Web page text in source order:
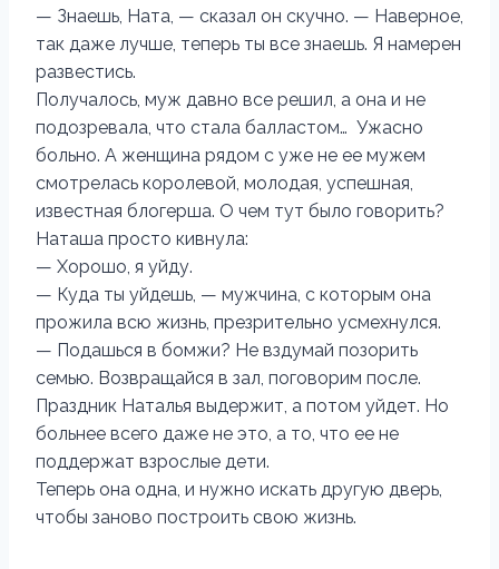
— Знаешь, Ната, — сказал он скучно. — Наверное,
так даже лучше, теперь ты все знаешь. Я намерен
развестись.
Получалось, муж давно все решил, а она и не
подозревала, что стала балластом… Ужасно
больно. А женщина рядом с уже не ее мужем
смотрелась королевой, молодая, успешная,
известная блогерша. О чем тут было говорить?
Наташа просто кивнула:
— Хорошо, я уйду.
— Куда ты уйдешь, — мужчина, с которым она
прожила всю жизнь, презрительно усмехнулся.
— Подашься в бомжи? Не вздумай позорить
семью. Возвращайся в зал, поговорим после.
Праздник Наталья выдержит, а потом уйдет. Но
больнее всего даже не это, а то, что ее не
поддержат взрослые дети.
Теперь она одна, и нужно искать другую дверь,
чтобы заново построить свою жизнь.